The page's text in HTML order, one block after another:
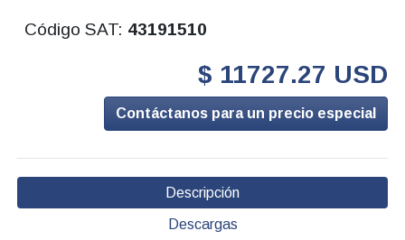
Código SAT: 43191510
$ 11727.27 USD
Contáctanos para un precio especial
Descripción
Descargas